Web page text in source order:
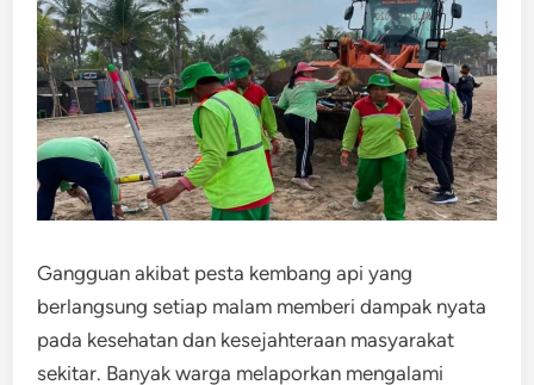
Gangguan akibat pesta kembang api yang
berlangsung setiap malam memberi dampak nyata
pada kesehatan dan kesejahteraan masyarakat
sekitar. Banyak warga melaporkan mengalami